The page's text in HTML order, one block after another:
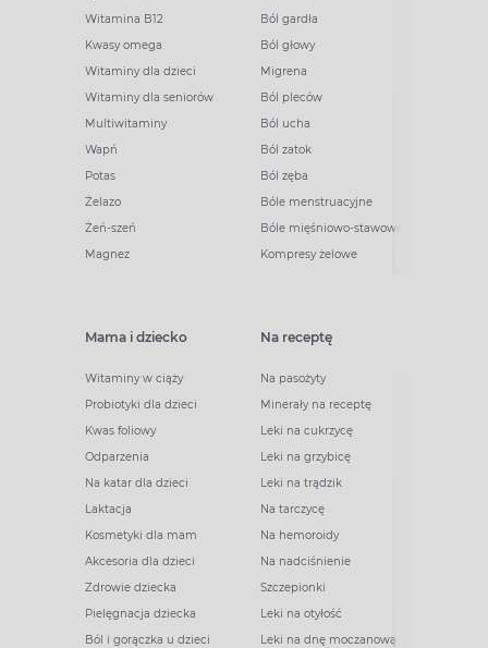
Witamina B12
Kwasy omega
Witaminy dla dzieci
Witaminy dla seniorów
Multiwitaminy
Wapń
Potas
Żelazo
Żeń-szeń
Magnez
Ból gardła
Ból głowy
Migrena
Ból pleców
Ból ucha
Ból zatok
Ból zęba
Bóle menstruacyjne
Bóle mięśniowo-stawowe
Kompresy żelowe
Mama i dziecko
Witaminy w ciąży
Probiotyki dla dzieci
Kwas foliowy
Odparzenia
Na katar dla dzieci
Laktacja
Kosmetyki dla mam
Akcesoria dla dzieci
Zdrowie dziecka
Pielęgnacja dziecka
Ból i gorączka u dzieci
Na receptę
Na pasożyty
Minerały na receptę
Leki na cukrzycę
Leki na grzybicę
Leki na trądzik
Na tarczycę
Na hemoroidy
Na nadciśnienie
Szczepionki
Leki na otyłość
Leki na dnę moczanową